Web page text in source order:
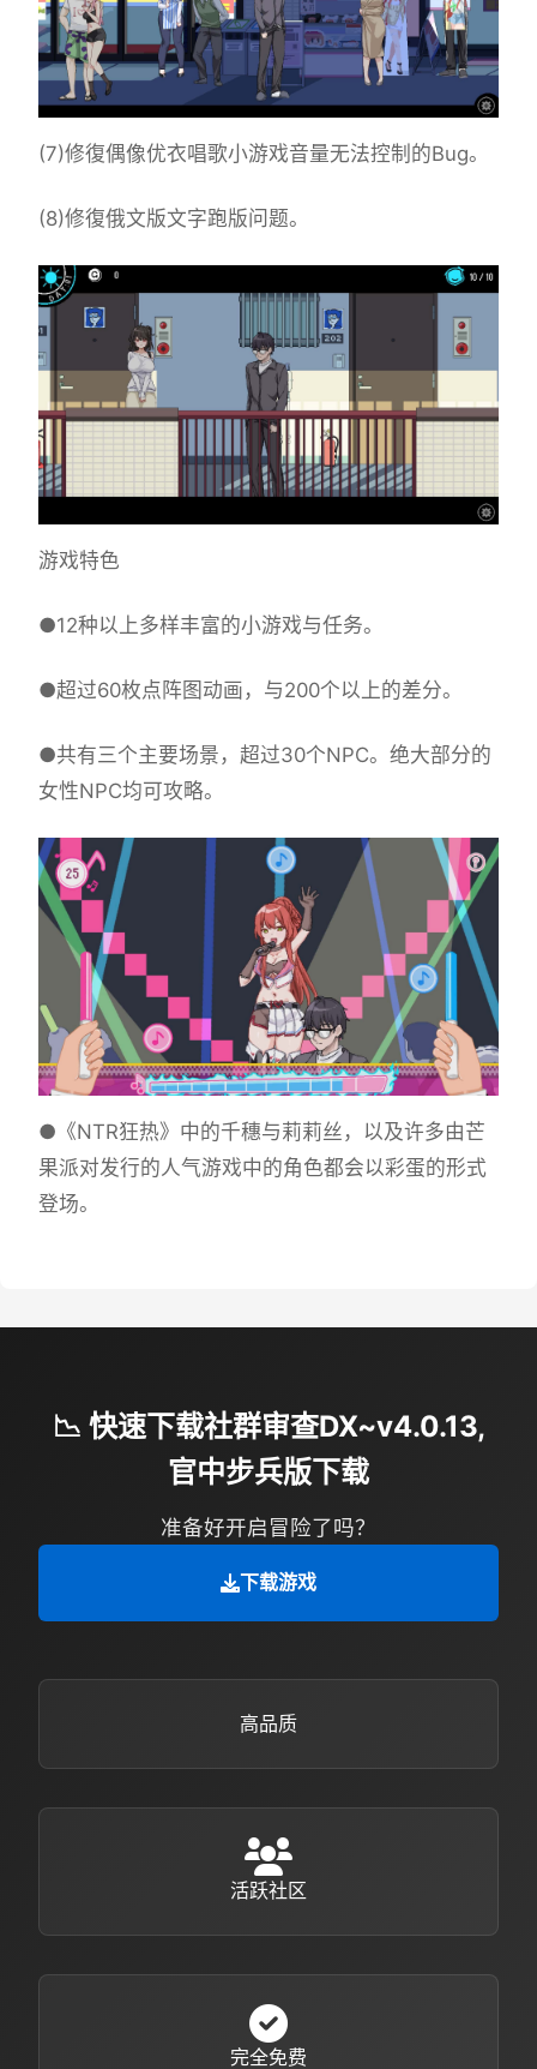
(7)修復偶像优衣唱歌小游戏音量无法控制的Bug。
(8)修復俄文版文字跑版问题。
游戏特色
●12种以上多样丰富的小游戏与任务。
●超过60枚点阵图动画，与200个以上的差分。
●共有三个主要场景，超过30个NPC。绝大部分的
女性NPC均可攻略。
●《NTR狂热》中的千穗与莉莉丝，以及许多由芒
果派对发行的人气游戏中的角色都会以彩蛋的形式
登场。
📉 快速下载社群审查DX~v4.0.13,
官中步兵版下载
准备好开启冒险了吗？
下载游戏
高品质
活跃社区
完全免费